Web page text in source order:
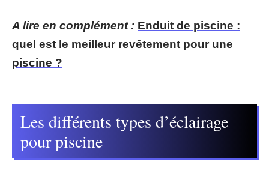
A lire en complément : Enduit de piscine :
quel est le meilleur revêtement pour une
piscine ?
Les différents types d’éclairage
pour piscine